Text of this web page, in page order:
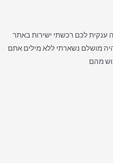
ענקית לכם רכשתי ישירות באתר
מושלם נשארתי ללא מילים אתם
מהם